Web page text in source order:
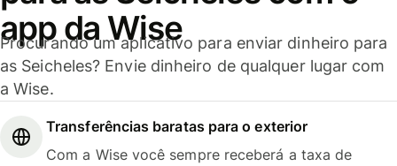
app da Wise
Procurando um aplicativo para enviar dinheiro para
as Seicheles? Envie dinheiro de qualquer lugar com
a Wise.
Transferências baratas para o exterior
Com a Wise você sempre receberá a taxa de